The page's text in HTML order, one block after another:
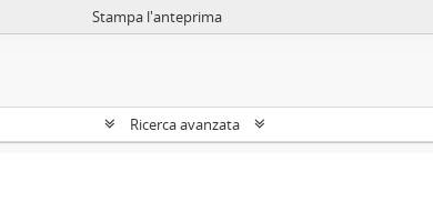
Stampa l'anteprima
Ricerca avanzata